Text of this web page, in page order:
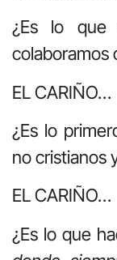
¿Es lo que
colaboramos
EL CARIÑO…
¿Es lo
no cristianos
EL CARIÑO…
¿Es lo que